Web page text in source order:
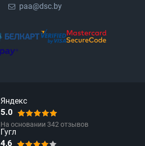
paa@dsc.by
Яндекс
5.0
На основании 342отзывов
Гугл
4,6